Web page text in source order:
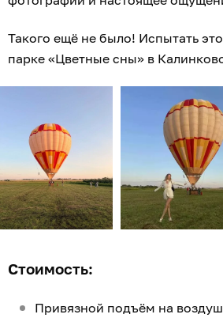
Такого ещё не было! Испытать
парке «Цветные сны» в
Стоимость:
Привязной подъём на